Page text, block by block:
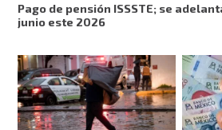
Pago de pensión ISSSTE; se
junio este 2026